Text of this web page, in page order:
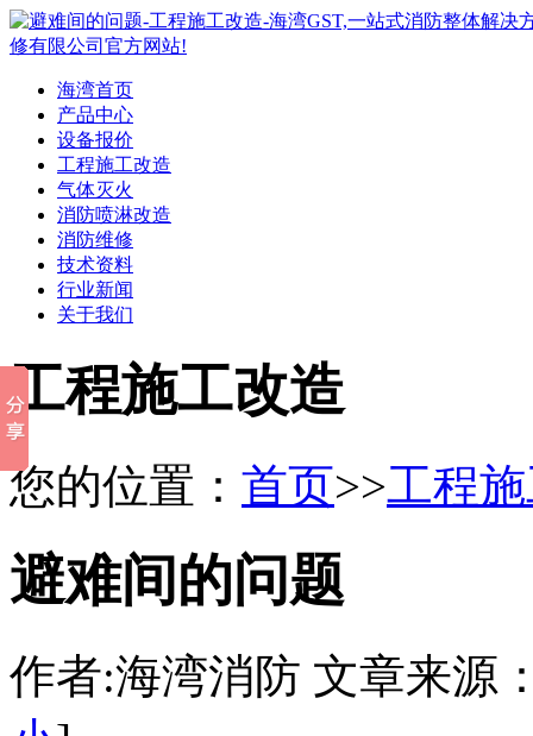
海湾首页
产品中心
设备报价
工程施工改造
气体灭火
消防喷淋改造
消防维修
技术资料
行业新闻
关于我们
工程施工改造
您的位置： 首页>>工程
避难间的问题
作者:海湾消防 文章来源